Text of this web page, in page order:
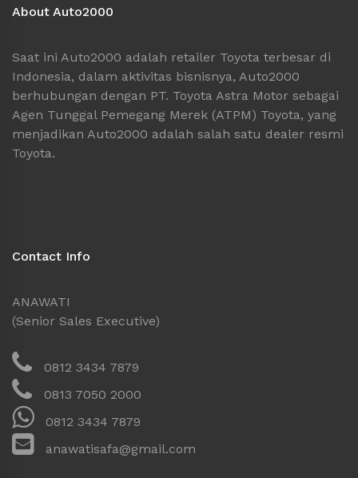
About Auto2000
Saat ini Auto2000 adalah retailer Toyota terbesar di
Indonesia, dalam aktivitas bisnisnya, Auto2000
berhubungan dengan PT. Toyota Astra Motor sebagai
Agen Tunggal Pemegang Merek (ATPM) Toyota, yang
menjadikan Auto2000 adalah salah satu dealer resmi
Toyota.
Contact Info
ANAWATI
(Senior Sales Executive)
0812 3434 7879
0813 7050 2000
0812 3434 7879
anawatisafa@gmail.com